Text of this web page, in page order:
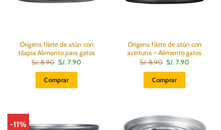
Origens filete de atún con
tilapia Alimento para gatos
S/.8.90 El
precio
original
era:
S/.
S/.7.90El
Comprar
Origens filete de atún con
aceituna – Alimento gatos
S/.8.90 El
precio
original
era:
S/.
S/.7.90El
Comprar
-11%